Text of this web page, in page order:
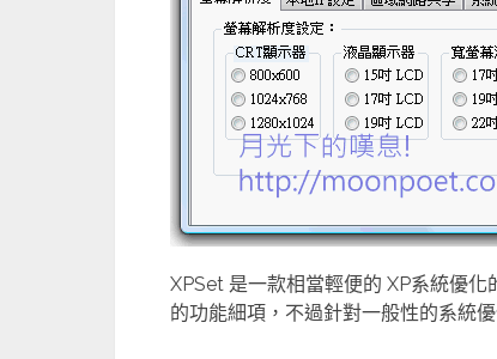
XPSet 是一款相當輕便的 XP系統優
的功能細項，不過針對一般性的系統